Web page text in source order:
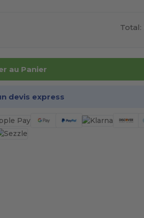
Total:
au Panier
devis express